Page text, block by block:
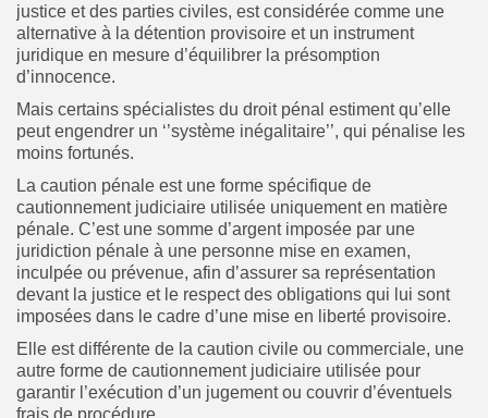
Search
for:
Search
Button
FR
justice et des parties civiles, est considérée comme une
alternative à la détention provisoire et un instrument
juridique en mesure d’équilibrer la présomption
d’innocence.
Mais certains spécialistes du droit pénal estiment qu’elle
peut engendrer un ‘’système inégalitaire’’, qui pénalise les
moins fortunés.
La caution pénale est une forme spécifique de
cautionnement judiciaire utilisée uniquement en matière
pénale. C’est une somme d’argent imposée par une
juridiction pénale à une personne mise en examen,
inculpée ou prévenue, afin d’assurer sa représentation
devant la justice et le respect des obligations qui lui sont
imposées dans le cadre d’une mise en liberté provisoire.
Elle est différente de la caution civile ou commerciale, une
autre forme de cautionnement judiciaire utilisée pour
garantir l’exécution d’un jugement ou couvrir d’éventuels
frais de procédure.